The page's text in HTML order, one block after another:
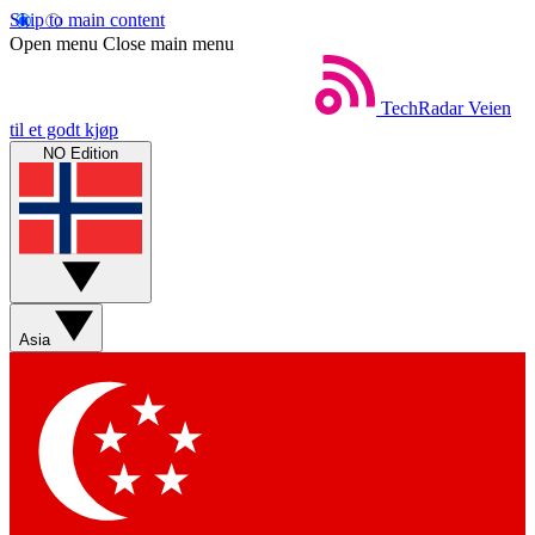
Skip to main content
Open menu Close main menu
TechRadar Veien
til et godt kjøp
NO Edition
Asia